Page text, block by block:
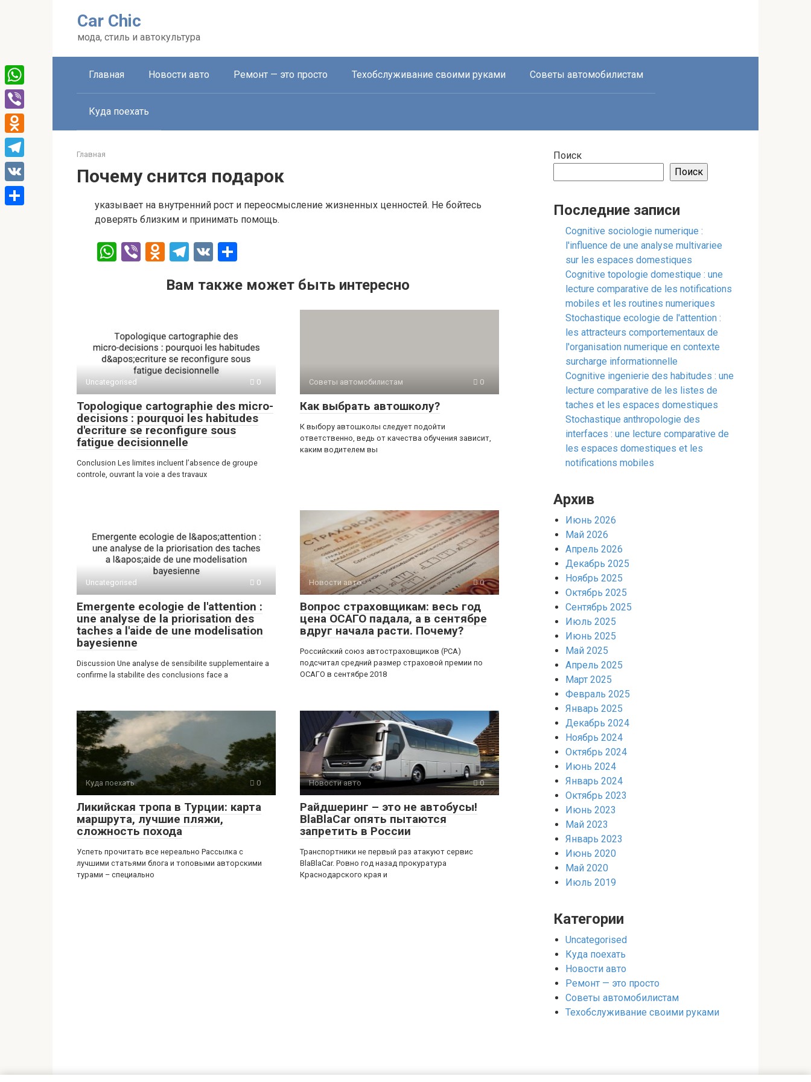
Car Chic
мода, стиль и автокультура
Главная Новости авто Ремонт — это просто Техобслуживание своими руками Советы автомобилистам
Куда поехать
Главная
Почему снится подарок
указывает на внутренний рост и переосмысление жизненных ценностей. Не бойтесь
доверять близким и принимать помощь.
W
A
p
p
Vi O
n
kl
a
ss
ni
ki
T
e
a
m
V
п
а
в
и
ть
Вам также может быть интересно
Uncategorised 0
Topologique cartographie des micro-
decisions : pourquoi les habitudes
d'ecriture se reconfigure sous
fatigue decisionnelle
Conclusion Les limites incluent l’absence de groupe
controle, ouvrant la voie a des travaux
Советы автомобилистам 0
Как выбрать автошколу?
К выбору автошколы следует подойти
ответственно, ведь от качества обучения зависит,
каким водителем вы
Uncategorised 0
Emergente ecologie de l'attention :
une analyse de la priorisation des
taches a l'aide de une modelisation
bayesienne
Discussion Une analyse de sensibilite supplementaire a
confirme la stabilite des conclusions face a
Новости авто 0
Вопрос страховщикам: весь год
цена ОСАГО падала, а в сентябре
вдруг начала расти. Почему?
Российский союз автостраховщиков (РСА)
подсчитал средний размер страховой премии по
ОСАГО в сентябре 2018
Куда поехать 0
Ликийская тропа в Турции: карта
маршрута, лучшие пляжи,
сложность похода
Успеть прочитать все нереально Рассылка с
лучшими статьями блога и топовыми авторскими
турами – специально
Новости авто 0
Райдшеринг – это не автобусы!
BlaBlaCar опять пытаются
запретить в России
Транспортники не первый раз атакуют сервис
BlaBlaCar. Ровно год назад прокуратура
Краснодарского края и
Поиск
Поиск
Последние записи
Cognitive sociologie numerique :
l'influence de une analyse multivariee
sur les espaces domestiques
Cognitive topologie domestique : une
lecture comparative de les notifications
mobiles et les routines numeriques
Stochastique ecologie de l'attention :
les attracteurs comportementaux de
l'organisation numerique en contexte
surcharge informationnelle
Cognitive ingenierie des habitudes : une
lecture comparative de les listes de
taches et les espaces domestiques
Stochastique anthropologie des
interfaces : une lecture comparative de
les espaces domestiques et les
notifications mobiles
Архив
Июнь 2026
Май 2026
Апрель 2026
Декабрь 2025
Ноябрь 2025
Октябрь 2025
Сентябрь 2025
Июль 2025
Июнь 2025
Май 2025
Апрель 2025
Март 2025
Февраль 2025
Январь 2025
Декабрь 2024
Ноябрь 2024
Октябрь 2024
Июнь 2024
Январь 2024
Октябрь 2023
Июнь 2023
Май 2023
Январь 2023
Июнь 2020
Май 2020
Июль 2019
Категории
Uncategorised
Куда поехать
Новости авто
Ремонт — это просто
Советы автомобилистам
Техобслуживание своими руками
WhatsApp
Viber
Odnoklassniki
Telegram
VK